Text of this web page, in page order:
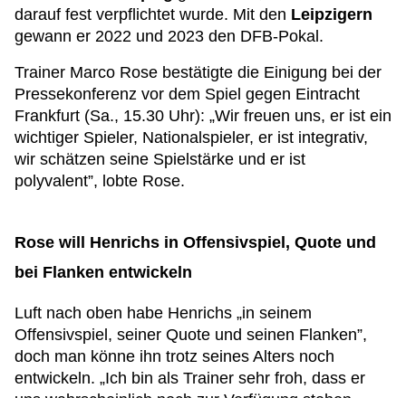
darauf fest verpflichtet wurde. Mit den Leipzigern
gewann er 2022 und 2023 den DFB-Pokal.
Trainer Marco Rose bestätigte die Einigung bei der
Pressekonferenz vor dem Spiel gegen Eintracht
Frankfurt (Sa., 15.30 Uhr): „Wir freuen uns, er ist ein
wichtiger Spieler, Nationalspieler, er ist integrativ,
wir schätzen seine Spielstärke und er ist
polyvalent”, lobte Rose.
Rose will Henrichs in Offensivspiel, Quote und
bei Flanken entwickeln
Luft nach oben habe Henrichs „in seinem
Offensivspiel, seiner Quote und seinen Flanken”,
doch man könne ihn trotz seines Alters noch
entwickeln. „Ich bin als Trainer sehr froh, dass er